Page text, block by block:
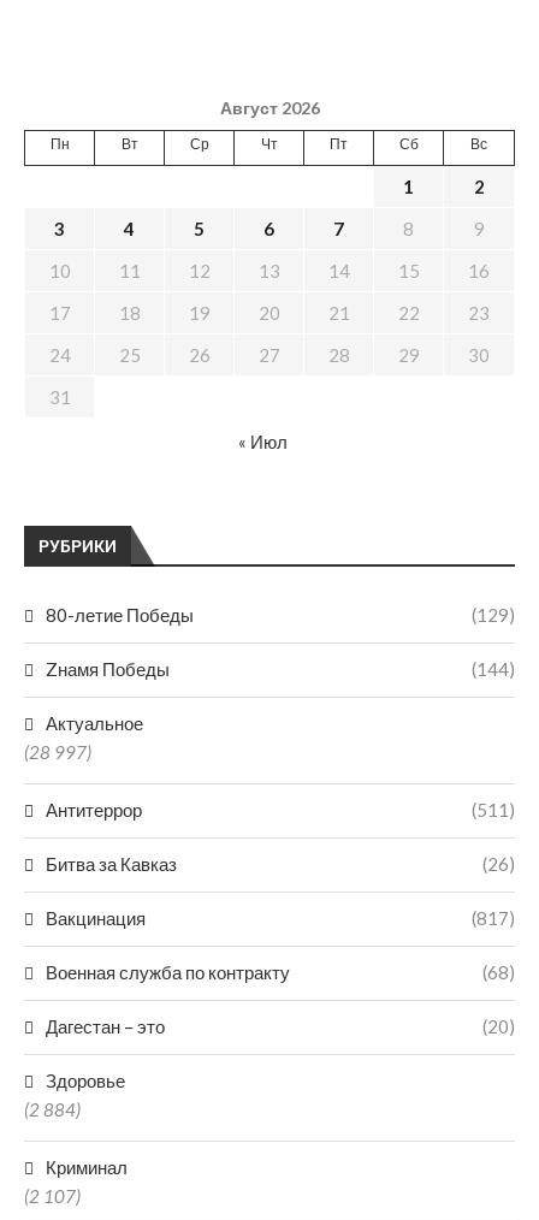
РУБРИКИ
80-летие Победы (129)
Zнамя Победы (144)
Актуальное
(28 997)
Антитеррор (511)
Битва за Кавказ (26)
Вакцинация (817)
Военная служба по контракту (68)
Дагестан – это (20)
Здоровье
(2 884)
Криминал
(2 107)
Август 2026
Пн Вт Ср Чт Пт Сб Вс
1
2
3
4 5 6 7 8
9
10
11 12 13 14 15
16
17
18 19 20 21 22
23
24
25 26 27 28 29
30
31
« Июл